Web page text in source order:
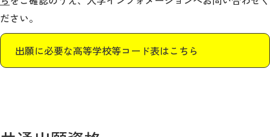
ださい。
出願に必要な高等学校等コード表はこちら